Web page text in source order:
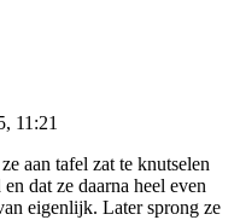
11:21
aan tafel zat te knutselen
dat ze daarna heel even
eigenlijk. Later sprong ze